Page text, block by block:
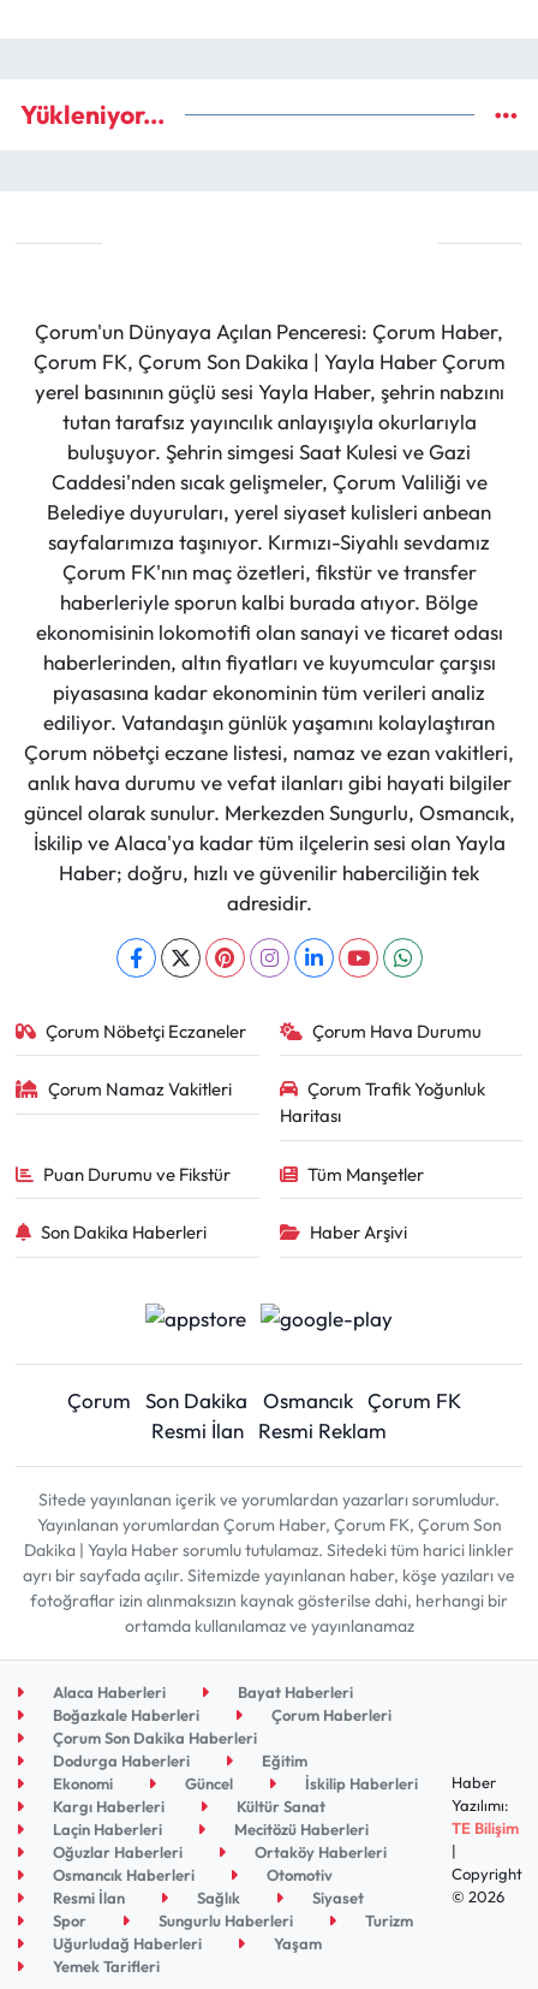
Yükleniyor...
Çorum'un Dünyaya Açılan Penceresi: Çorum Haber,
Çorum FK, Çorum Son Dakika | Yayla Haber Çorum
yerel basınının güçlü sesi Yayla Haber, şehrin nabzını
tutan tarafsız yayıncılık anlayışıyla okurlarıyla
buluşuyor. Şehrin simgesi Saat Kulesi ve Gazi
Caddesi'nden sıcak gelişmeler, Çorum Valiliği ve
Belediye duyuruları, yerel siyaset kulisleri anbean
sayfalarımıza taşınıyor. Kırmızı-Siyahlı sevdamız
Çorum FK'nın maç özetleri, fikstür ve transfer
haberleriyle sporun kalbi burada atıyor. Bölge
ekonomisinin lokomotifi olan sanayi ve ticaret odası
haberlerinden, altın fiyatları ve kuyumcular çarşısı
piyasasına kadar ekonominin tüm verileri analiz
ediliyor. Vatandaşın günlük yaşamını kolaylaştıran
Çorum nöbetçi eczane listesi, namaz ve ezan vakitleri,
anlık hava durumu ve vefat ilanları gibi hayati bilgiler
güncel olarak sunulur. Merkezden Sungurlu, Osmancık,
İskilip ve Alaca'ya kadar tüm ilçelerin sesi olan Yayla
Haber; doğru, hızlı ve güvenilir haberciliğin tek
adresidir.
Çorum Nöbetçi Eczaneler Çorum Hava Durumu
Çorum Namaz Vakitleri
Çorum Trafik Yoğunluk
Haritası
Puan Durumu ve Fikstür Tüm Manşetler
Son Dakika Haberleri Haber Arşivi
Çorum Son Dakika Osmancık Çorum FK
Resmi İlan
Resmi Reklam
Sitede yayınlanan içerik ve yorumlardan yazarları sorumludur.
Yayınlanan yorumlardan Çorum Haber, Çorum FK, Çorum Son
Dakika | Yayla Haber sorumlu tutulamaz. Sitedeki tüm harici linkler
ayrı bir sayfada açılır. Sitemizde yayınlanan haber, köşe yazıları ve
fotoğraflar izin alınmaksızın kaynak gösterilse dahi, herhangi bir
ortamda kullanılamaz ve yayınlanamaz
Alaca Haberleri
Bayat Haberleri
Boğazkale Haberleri
Çorum Haberleri
Çorum Son Dakika Haberleri
Dodurga Haberleri
Eğitim
Ekonomi
Güncel
İskilip Haberleri
Kargı Haberleri
Kültür Sanat
Laçin Haberleri
Mecitözü Haberleri
Oğuzlar Haberleri
Ortaköy Haberleri
Osmancık Haberleri
Otomotiv
Resmi İlan
Sağlık
Siyaset
Spor
Sungurlu Haberleri
Turizm
Uğurludağ Haberleri
Yaşam
Yemek Tarifleri
Haber
Yazılımı:
TE Bilişim
|
Copyright
© 2026